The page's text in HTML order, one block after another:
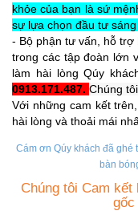
khỏe của bạn là sứ
sự lựa chọn đầu tư
- Bộ phận tư vấn, hỗ trợ
trong các tập đoàn lớn
làm hài lòng Qúy
0913.171.487. Chúng
Với những cam kết
hài lòng và thoải mái
Cám ơn Qúy khách đã ghé
bàn
Chúng tôi Cam kết